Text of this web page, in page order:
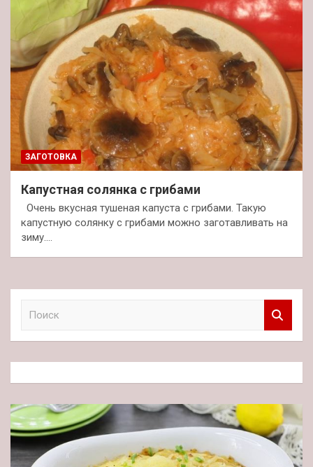
ЗАГОТОВКА
Капустная солянка с грибами
Очень вкусная тушеная капуста с грибами. Такую
капустную солянку с грибами можно заготавливать на
зиму.…
к